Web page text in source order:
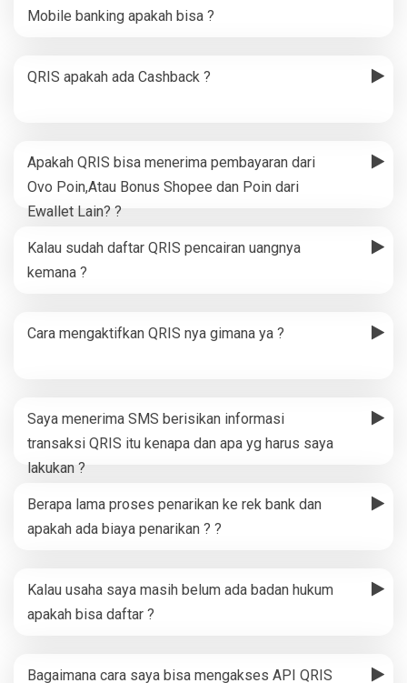
Mobile banking apakah bisa ?
QRIS apakah ada Cashback ?
Apakah QRIS bisa menerima pembayaran dari
Ovo Poin,Atau Bonus Shopee dan Poin dari
Ewallet Lain? ?
Kalau sudah daftar QRIS pencairan uangnya
kemana ?
Cara mengaktifkan QRIS nya gimana ya ?
Saya menerima SMS berisikan informasi
transaksi QRIS itu kenapa dan apa yg harus saya
lakukan ?
Berapa lama proses penarikan ke rek bank dan
apakah ada biaya penarikan ? ?
Kalau usaha saya masih belum ada badan hukum
apakah bisa daftar ?
Bagaimana cara saya bisa mengakses API QRIS